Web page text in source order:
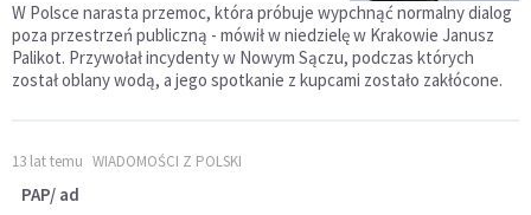
W Polsce narasta przemoc, która próbuje wypchnąć normalny dialog
poza przestrzeń publiczną - mówił w niedzielę w Krakowie Janusz
Palikot. Przywołał incydenty w Nowym Sączu, podczas których
został oblany wodą, a jego spotkanie z kupcami zostało zakłócone.
13 lat temu WIADOMOŚCI Z POLSKI
PAP/ ad